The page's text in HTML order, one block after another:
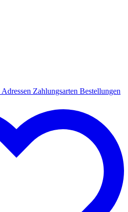
Adressen Zahlungsarten Bestellungen